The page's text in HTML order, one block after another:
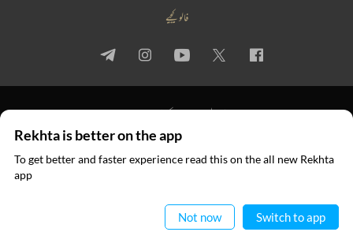
فالو کیجیے
© 2026 Rekhta™ Foundation. All rights reserved.
Rekhta is better on the app
To get better and faster experience read this on the all new Rekhta
app
Not now Switch to app